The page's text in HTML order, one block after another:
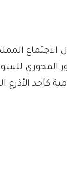
المحوري
كأحد